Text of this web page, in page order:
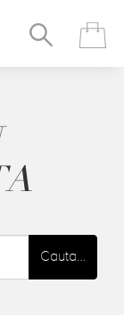
Cauta…